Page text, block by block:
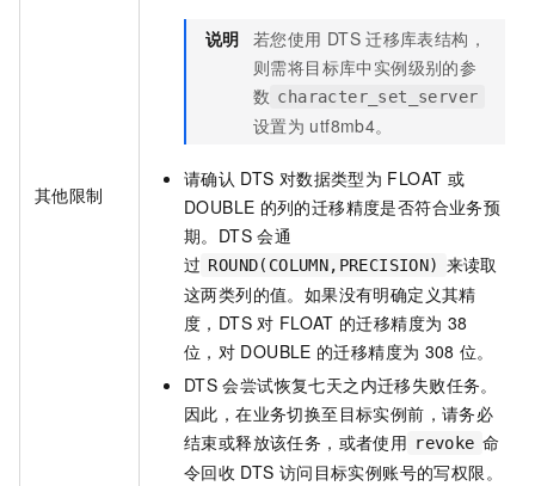
其他限制
说明 若您使用 DTS 迁移库表结构，
则需将目标库中实例级别的参
数 character_set_server
设置为 utf8mb4。
请确认 DTS 对数据类型为 FLOAT 或
DOUBLE 的列的迁移精度是否符合业务预
期。DTS 会通
过 ROUND(COLUMN,PRECISION) 来读取
这两类列的值。如果没有明确定义其精
度，DTS 对 FLOAT 的迁移精度为 38
位，对 DOUBLE 的迁移精度为 308 位。
DTS 会尝试恢复七天之内迁移失败任务。
因此，在业务切换至目标实例前，请务必
结束或释放该任务，或者使用 revoke 命
令回收 DTS 访问目标实例账号的写权限。